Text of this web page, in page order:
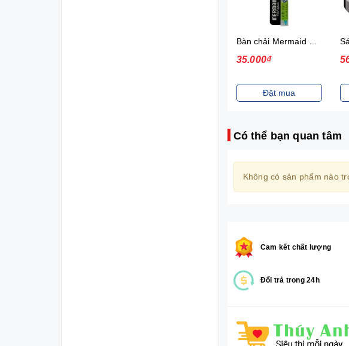
35.000₫
Đặt mua
Có thể bạn quan tâm
Không có sản phẩm nào
Cam kết chất lượng
Đổi trả trong 24h